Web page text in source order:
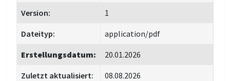
Version: 1
Dateityp: application/pdf
Erstellungsdatum: 20.01.2026
Zuletzt aktualisiert: 08.08.2026